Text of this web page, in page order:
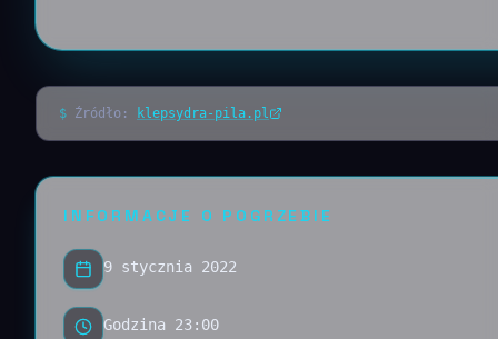
$ Źródło: klepsydra-pila.pl
INFORMACJE O POGRZEBIE
9 stycznia 2022
Godzina 23:00